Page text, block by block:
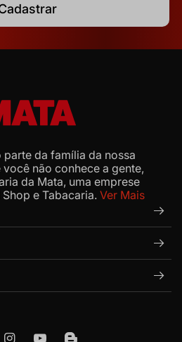
parte da família da nossa
não conhece a gente,
da Mata, uma emprese
e Tabacaria. Ver Mais